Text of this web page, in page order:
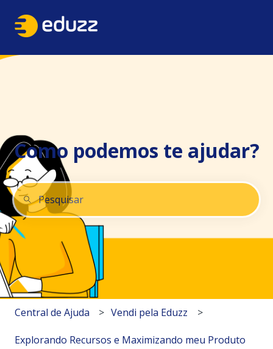
Como podemos te ajudar?
Não há sugestões porque o campo de pesquisa está
Central de Ajuda Vendi pela Eduzz
Explorando Recursos e Maximizando meu Produto